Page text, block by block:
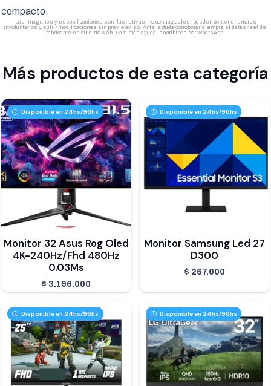
compacto.
Las imágenes y especificaciones son ilustrativas, no contractuales, pueden contener errores
involuntarios y sufrir modificaciones sin previo aviso. Ante la duda corroborar siempre el datasheet del
fabricante en su sitio web. Para más ayuda, escribinos por WhatsApp.
Más productos de esta categoría
Disponible en 24hs/96hs
Monitor 32 Asus Rog Oled
4K-240Hz/Fhd 480Hz
0.03Ms
$ 3.196.000
Disponible en 24hs/96hs
Monitor Samsung Led 27
D300
$ 267.000
Disponible en 24hs/96hs Disponible en 24hs/96hs